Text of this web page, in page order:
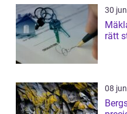
30
rätt
08